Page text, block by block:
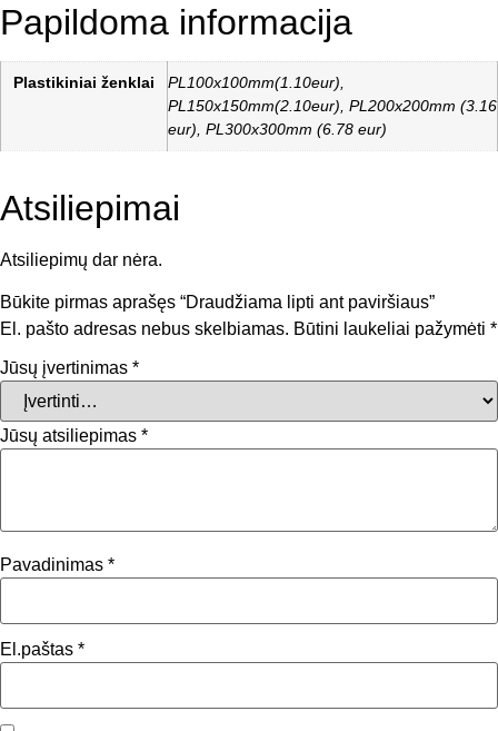
Papildoma informacija
Plastikiniai ženklai
PL100x100mm(1.10eur),
PL150x150mm(2.10eur), PL200x200mm (3.16
eur), PL300x300mm (6.78 eur)
Atsiliepimai
Atsiliepimų dar nėra.
Būkite pirmas aprašęs “Draudžiama lipti ant paviršiaus”
El. pašto adresas nebus skelbiamas. Būtini laukeliai pažymėti *
Jūsų įvertinimas *
Jūsų atsiliepimas *
Pavadinimas *
El.paštas *